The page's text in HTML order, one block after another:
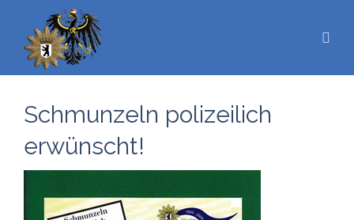
Schmunzeln polizeilich
erwünscht!